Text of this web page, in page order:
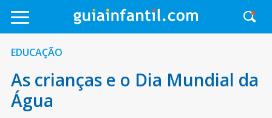
EDUCAÇÃO
As crianças e o Dia Mundial da
Água